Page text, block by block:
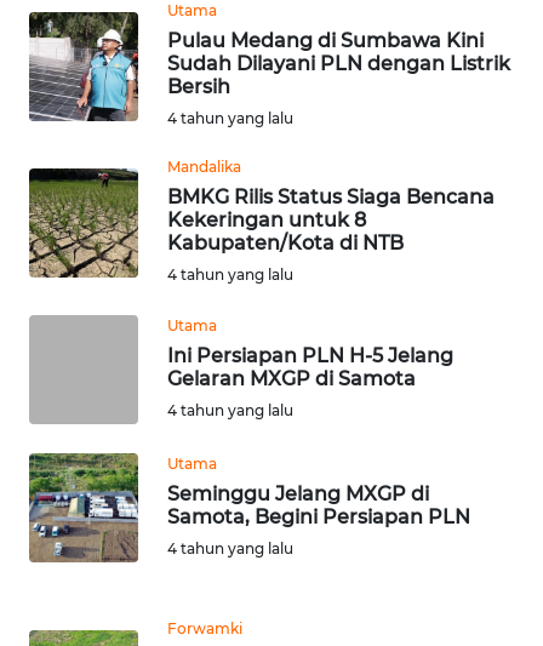
Utama
Pulau Medang di Sumbawa Kini
Sudah Dilayani PLN dengan Listrik
Bersih
4 tahun yang lalu
Mandalika
BMKG Rilis Status Siaga Bencana
Kekeringan untuk 8
Kabupaten/Kota di NTB
4 tahun yang lalu
Utama
Ini Persiapan PLN H-5 Jelang
Gelaran MXGP di Samota
4 tahun yang lalu
Utama
Seminggu Jelang MXGP di
Samota, Begini Persiapan PLN
4 tahun yang lalu
Forwamki
WN
TAPANULI
SELATAN
LESUNG
WN
KARO
WN
LABUHANBATU
WN
TAPANULI
TENGAH
WN DELI